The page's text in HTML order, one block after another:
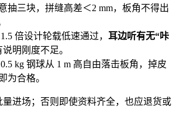
抽三块，拼缝高差＜2 mm，板角不得出
倍设计轮载低速通过， 耳边听有无“咔
说明刚度不足。
kg 钢球从 1 m 高自由落击板角，掉皮
为合格。
进场；否则即使资料齐全，也应退货或